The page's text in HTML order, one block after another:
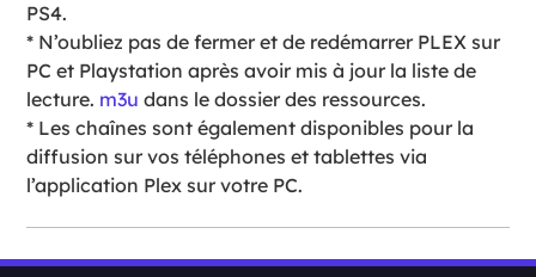
PS4.
* N’oubliez pas de fermer et de redémarrer PLEX sur
PC et Playstation après avoir mis à jour la liste de
lecture. m3u dans le dossier des ressources.
* Les chaînes sont également disponibles pour la
diffusion sur vos téléphones et tablettes via
l’application Plex sur votre PC.